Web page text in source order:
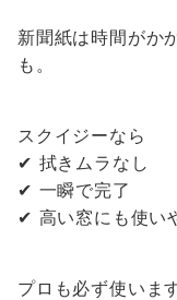
新聞紙は時間がか
も。
スクイジーなら
✔ 拭きムラなし
✔ 一瞬で完了
✔ 高い窓にも使い
プロも必ず使います